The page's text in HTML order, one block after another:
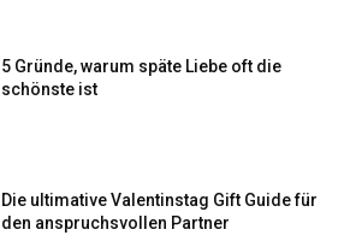
5 Gründe, warum späte Liebe oft die
schönste ist
Die ultimative Valentinstag Gift Guide für
den anspruchsvollen Partner